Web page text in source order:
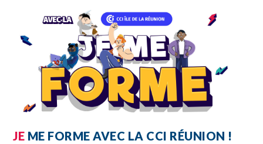
JE ME FORME AVEC LA CCI RÉUNION !